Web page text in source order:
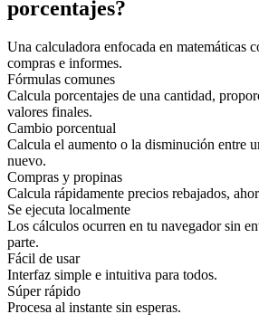
porcentajes?
Una calculadora enfocada en matemáticas
compras e informes.
Fórmulas comunes
Calcula porcentajes de una cantidad,
valores finales.
Cambio porcentual
Calcula el aumento o la disminución entre
nuevo.
Compras y propinas
Calcula rápidamente precios rebajados,
Se ejecuta localmente
Los cálculos ocurren en tu navegador sin
parte.
Fácil de usar
Interfaz simple e intuitiva para todos.
Súper rápido
Procesa al instante sin esperas.